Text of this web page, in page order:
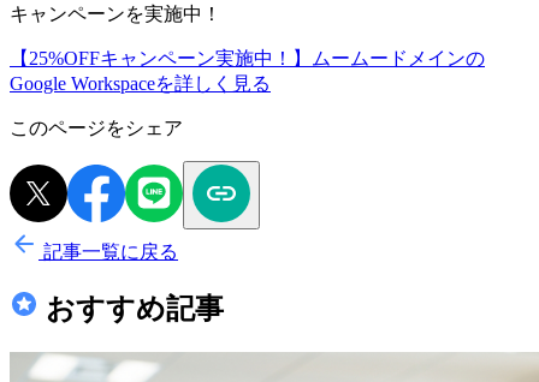
キャンペーンを実施中！
【25%OFFキャンペーン実施中！】ムームードメインの
Google Workspaceを詳しく見る
このページをシェア
記事一覧に戻る
おすすめ記事